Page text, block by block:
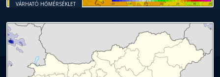
VÁRHATÓ HŐMÉRSÉKLET